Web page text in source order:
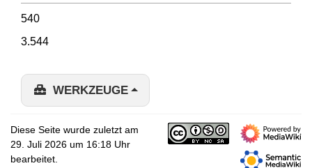
540
3.544
WERKZEUGE
Diese Seite wurde zuletzt am
29. Juli 2026 um 16:18 Uhr
bearbeitet.